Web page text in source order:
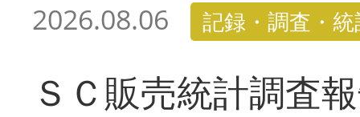
2026.08.06 記録・調査・
ＳＣ販売統計調査